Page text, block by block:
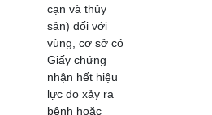
cạn và thủy
sản) đối với
vùng, cơ sở có
Giấy chứng
nhận hết hiệu
lực do xảy ra
bệnh hoặc